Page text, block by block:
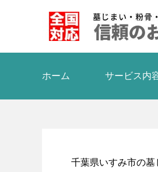
ホーム サービス内
千葉県いすみ市の